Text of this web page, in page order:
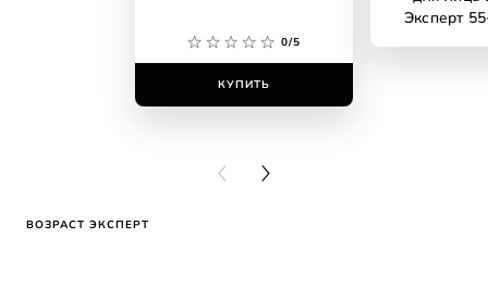
0/5
КУПИТЬ
Эксперт
PREVIOUS CARD
NEXT CARD
ВОЗРАСТ ЭКСПЕРТ